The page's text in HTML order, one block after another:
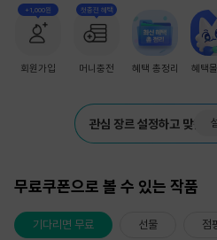
+1,000원
회원가입
첫충전 혜택
머니충전 혜택 총정리 혜택
관심 장르 설정하고 맞춤
무료쿠폰으로 볼 수 있는 작품
기다리면 무료 선물 점